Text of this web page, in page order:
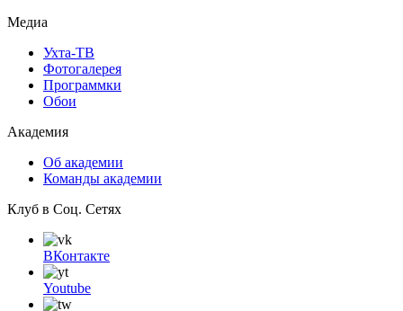
Медиа
Ухта-ТВ
Фотогалерея
Программки
Обои
Академия
Об академии
Команды академии
Клуб в Соц. Сетях
ВКонтакте
Youtube